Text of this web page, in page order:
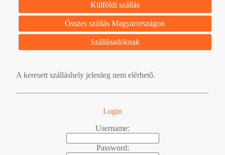
Külföldi szállás
Összes szállás Magyarországon
Szállásadóknak
A keresett szálláshely jelenleg nem elérhető.
Login
Username:
Password: